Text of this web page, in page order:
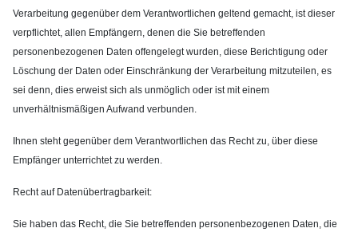
Verarbeitung gegenüber dem Verantwortlichen geltend gemacht, ist dieser
verpflichtet, allen Empfängern, denen die Sie betreffenden
personenbezogenen Daten offengelegt wurden, diese Berichtigung oder
Löschung der Daten oder Einschränkung der Verarbeitung mitzuteilen, es
sei denn, dies erweist sich als unmöglich oder ist mit einem
unverhältnismäßigen Aufwand verbunden.
Ihnen steht gegenüber dem Verantwortlichen das Recht zu, über diese
Empfänger unterrichtet zu werden.
Recht auf Datenübertragbarkeit:
Sie haben das Recht, die Sie betreffenden personenbezogenen Daten, die